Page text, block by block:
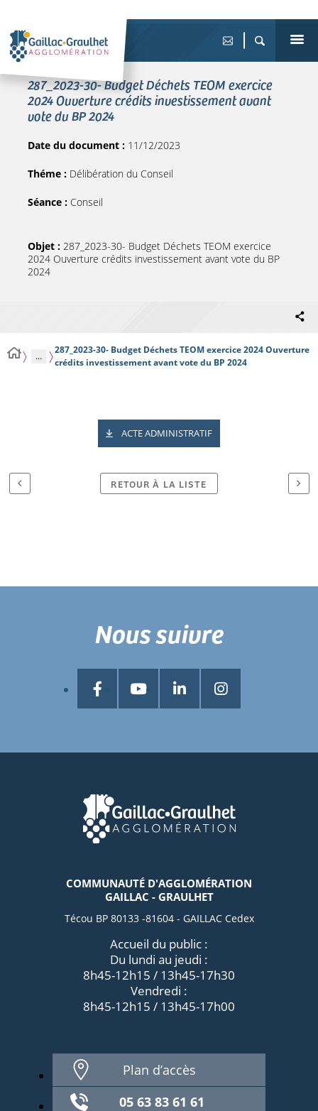
287_2023-30- Budget Déchets TEOM exercice
2024 Ouverture crédits investissement avant
vote du BP 2024
Date du document : 11/12/2023
Théme : Délibération du Conseil
Séance : Conseil
Objet : 287_2023-30- Budget Déchets TEOM exercice
2024 Ouverture crédits investissement avant vote du BP
2024
...
287_2023-30- Budget Déchets TEOM exercice 2024 Ouverture
crédits investissement avant vote du BP 2024
ACTE ADMINISTRATIF
RETOUR À LA LISTE
COMMUNAUTÉ D'AGGLOMÉRATION
GAILLAC - GRAULHET
Técou BP 80133 -81604 - GAILLAC Cedex
Accueil du public :
Du lundi au jeudi :
8h45-12h15 / 13h45-17h30
Vendredi :
8h45-12h15 / 13h45-17h00
Plan d’accès
05 63 83 61 61
Nous suivre